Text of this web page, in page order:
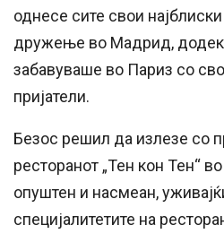
однесе сите свои
дружење во Мадрид,
забавуваше во Париз со
пријатели.
Безос решил да излезе со
ресторанот „Тен кон Тен“
опуштен и насмеан,
специјалитетите на